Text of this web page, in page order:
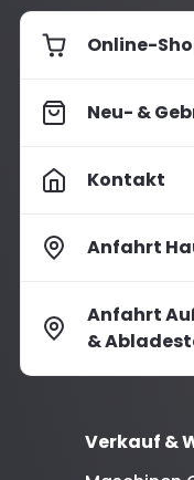
Online-
Neu- &
Kontakt
Anfahrt
Anfahrt
&
Verkauf &